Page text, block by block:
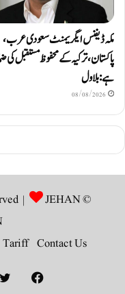
مکہ ڈیفنس ایگریمنٹ سعودی عرب،
پاکستان، ترکیہ کے محفوظ مستقبل کی
ہے: بلاول
08/08/2026
© Copyright 2026, All Rights Reserved |
JEHAN
Contact Us
Tariff
Facebook